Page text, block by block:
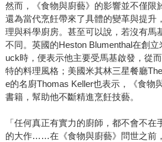
然而，《食物與廚藝》的影響並不僅限
還為當代烹飪帶來了具體的變革與提升
理與科學廚房。甚至可以說，若沒有馬
不同。英國的Heston Blumenthal在創
uck時，便表示他主要受馬基啟發，從
特的料理風格；美國米其林三星餐廳
e的名廚Thomas Keller也表示，《食物
書籍，幫助他不斷精進烹飪技藝。
「任何真正有實力的廚師，都不會不
的大作……在《食物與廚藝》問世之前